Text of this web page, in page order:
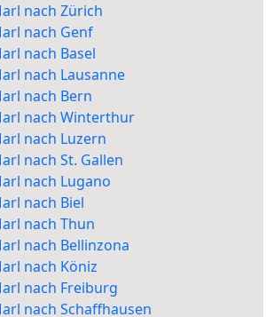
nach Zürich
nach Genf
nach Basel
nach Lausanne
nach Bern
nach Winterthur
nach Luzern
nach St. Gallen
nach Lugano
nach Biel
nach Thun
nach Bellinzona
nach Köniz
nach Freiburg
nach Schaffhausen